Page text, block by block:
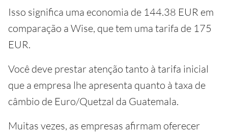
Isso significa uma economia de 144.38 EUR em
comparação a Wise, que tem uma tarifa de 175
EUR.
Você deve prestar atenção tanto à tarifa inicial
que a empresa lhe apresenta quanto à taxa de
câmbio de Euro/Quetzal da Guatemala.
Muitas vezes, as empresas afirmam oferecer